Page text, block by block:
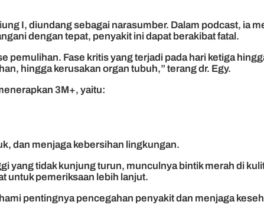
I, diundang sebagai narasumber. Dalam podcast, ia
dengan tepat, penyakit ini dapat berakibat fatal.
pemulihan. Fase kritis yang terjadi pada hari ketiga
hingga kerusakan organ tubuh,” terang dr. Egy.
3M+, yaitu:
dan menjaga kebersihan lingkungan.
yang tidak kunjung turun, munculnya bintik merah di
untuk pemeriksaan lebih lanjut.
pentingnya pencegahan penyakit dan menjaga